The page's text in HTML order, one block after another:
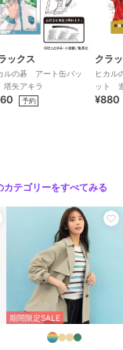
丈な作りだからヘビ
インが生み出されま
。
ジュ
リジナル4色をご用意
マる秀逸な一品で
いただきたいもので
のカラーとは異なっ
照ください。
ックス
ルの碁 アート缶バッ
矢アキラ
予約
クラ
ヒカル
ット
ラ
¥880
カテゴリーをすべてみる
期間限定SALE